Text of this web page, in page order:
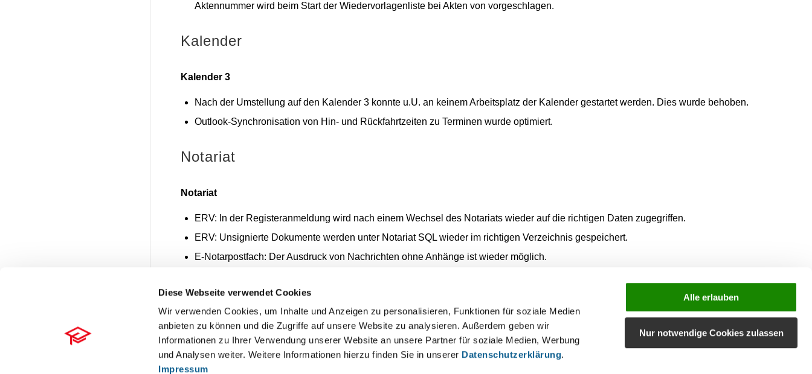
Diese Webseite verwendet Cookies
Wir verwenden Cookies, um Inhalte und Anzeigen zu personalisieren, Funktionen für soziale Medien
anbieten zu können und die Zugriffe auf unsere Website zu analysieren. Außerdem geben wir
Informationen zu Ihrer Verwendung unserer Website an unsere Partner für soziale Medien, Werbung
und Analysen weiter. Weitere Informationen hierzu finden Sie in unserer Datenschutzerklärung.
Impressum
Alle erlauben
Nur notwendige Cookies zulassen
Aktennummer wird beim Start der Wiedervorlagenliste bei Akten von vorgeschlagen.
Kalender
Kalender 3
Nach der Umstellung auf den Kalender 3 konnte u.U. an keinem Arbeitsplatz der Kalender gestartet werden. Dies wurde behoben.
Outlook-Synchronisation von Hin- und Rückfahrtzeiten zu Terminen wurde optimiert.
Notariat
Notariat
ERV: In der Registeranmeldung wird nach einem Wechsel des Notariats wieder auf die richtigen Daten zugegriffen.
ERV: Unsignierte Dokumente werden unter Notariat SQL wieder im richtigen Verzeichnis gespeichert.
E-Notarpostfach: Der Ausdruck von Nachrichten ohne Anhänge ist wieder möglich.
Automatischer Vollzug: Das Eingabefeld Mehrstelliges Aktenzeichen (5 Zeichen) wird wieder vollständig angezeigt.
Schriftverkehr
Wordschnittstelle